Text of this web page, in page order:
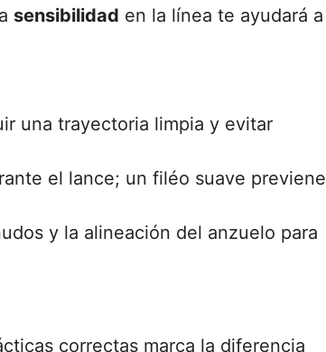
sensibilidad en la línea te ayudará a
una trayectoria limpia y evitar
el lance; un filéo suave previene
y la alineación del anzuelo para
correctas marca la diferencia